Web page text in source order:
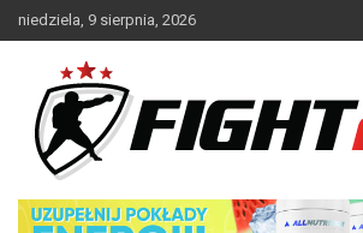
Skip
to
niedziela, 9 sierpnia, 2026
FIGHT24.PL – MMA i